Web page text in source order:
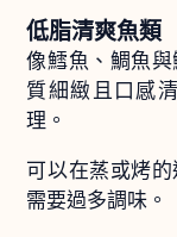
低脂清爽魚類
像鱈魚、鯛魚
質細緻且口感
理。
可以在蒸或烤
需要過多調味。